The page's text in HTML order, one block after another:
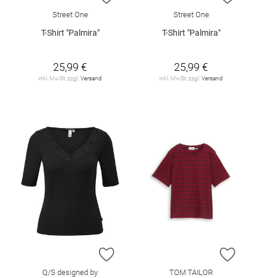
Street One
T-Shirt "Palmira"
25,99 €
inkl. MwSt. zzgl.Versand
Street One
T-Shirt "Palmira"
25,99 €
inkl. MwSt. zzgl.Versand
ZUR WUNSCHLISTE HINZUFÜGEN
Q/S designed by
ZUR
TOM TAILOR